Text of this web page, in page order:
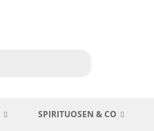
SPIRITUOSEN & CO